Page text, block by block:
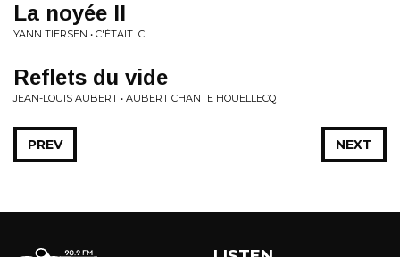
La noyée II
YANN TIERSEN • C'ÉTAIT ICI
Reflets du vide
JEAN-LOUIS AUBERT • AUBERT CHANTE HOUELLECQ
NEXT
PREV